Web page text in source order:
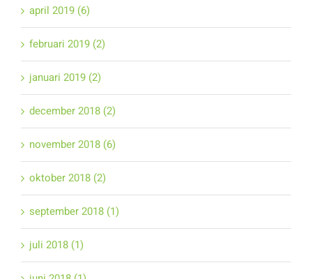
april 2019 (6)
februari 2019 (2)
januari 2019 (2)
december 2018 (2)
november 2018 (6)
oktober 2018 (2)
september 2018 (1)
juli 2018 (1)